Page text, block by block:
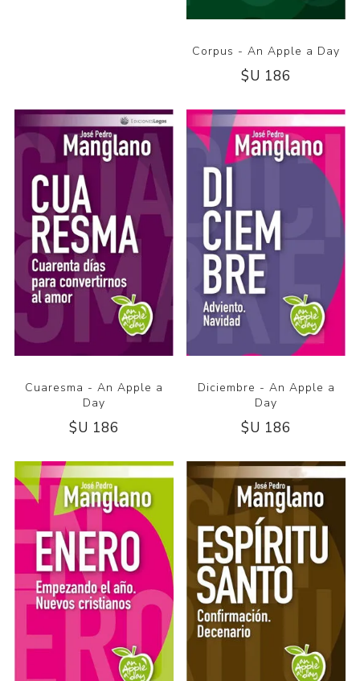
Corpus - An Apple a Day
$U 186
Cuaresma - An Apple a
Day
$U 186
Diciembre - An Apple a
Day
$U 186